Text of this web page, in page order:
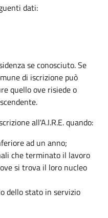
dati:
se conosciuto. Se
di iscrizione può
quello ove risiede o
all'A.I.R.E. quando:
ad un anno;
che terminato il lavoro
si trova il loro nucleo
dello stato in servizio